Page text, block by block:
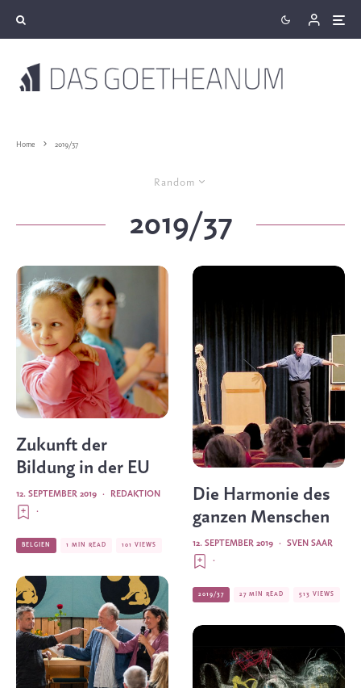
Home 2019/37
Random
2019/37
Zukunft der
Bildung in der EU
REDAKTION
·
12. SEPTEMBER 2019
·
BELGIEN 1 MIN READ 101 VIEWS
Die Harmonie des
ganzen Menschen
SVEN SAAR
·
12. SEPTEMBER 2019
·
2019/37 27 MIN READ 513 VIEWS